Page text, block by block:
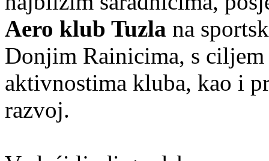
Aero klub Tuzla na
Donjim Rainicima, s ciljem
aktivnostima kluba, kao i
razvoj.